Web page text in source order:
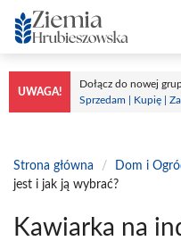
Przejdź
do
treści
UWAGA!
Dołącz do nowej
Sprzedam | Kupię |
Strona główna / Dom i
jest i jak ją wybrać?
Kawiarka na